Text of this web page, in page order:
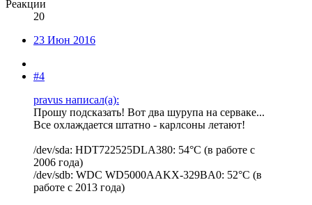
Реакции
20
23 Июн 2016
#4
pravus написал(а):
Прошу подсказать! Вот два шурупа на серваке...
Все охлаждается штатно - карлсоны летают!
/dev/sda: HDT722525DLA380: 54°C (в работе с
2006 года)
/dev/sdb: WDC WD5000AAKX-329BA0: 52°C (в
работе с 2013 года)